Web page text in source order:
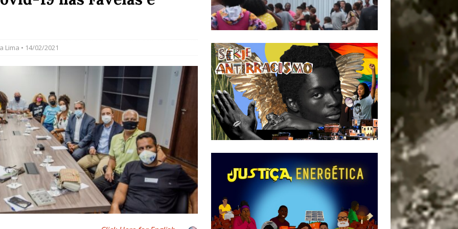
Agroecológico com os Povos das Águas Reúne
e Inauguração da Feira da Praia do Remanso
Fluminenses, Cronicamente Abandonados,
Nova Via Mobilidade 10 Anos Após Rio2016
Lima • 14/02/2021